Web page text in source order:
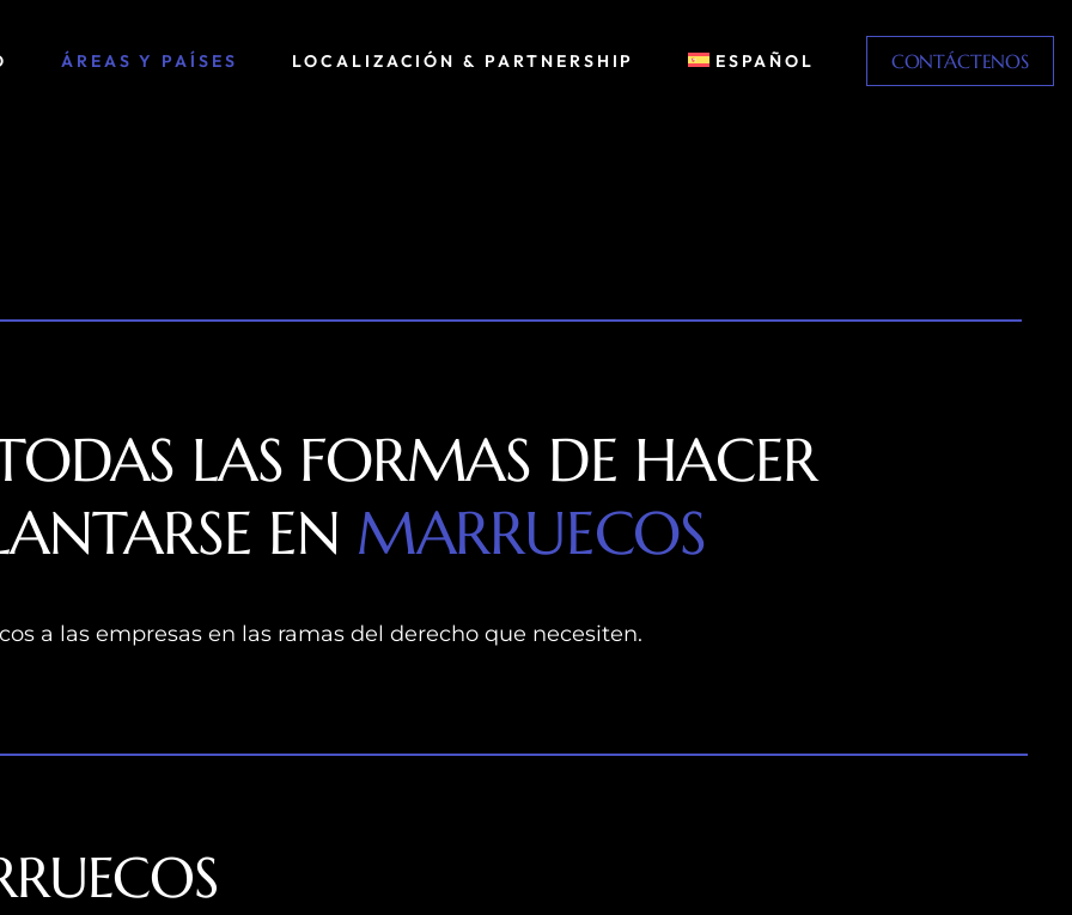
ÁREAS Y PAÍSES LOCALIZACIÓN & PARTNERSHIP ESPAÑOL CONTÁCTENOS
LAS FORMAS DE HACER
EN MARRUECOS
a las empresas en las ramas del derecho que necesiten.